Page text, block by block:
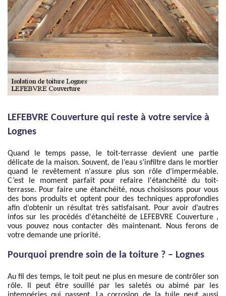
LEFEBVRE Couverture qui reste à votre service à
Lognes
Quand le temps passe, le toit-terrasse devient une partie
délicate de la maison. Souvent, de l’eau s’infiltre dans le mortier
quand le revêtement n'assure plus son rôle d’imperméable.
C’est le moment parfait pour refaire l'étanchéité du toit-
terrasse. Pour faire une étanchéité, nous choisissons pour vous
des bons produits et optent pour des techniques approfondies
afin d’obtenir un résultat très satisfaisant. Pour avoir d’autres
infos sur les procédés d'étanchéité de LEFEBVRE Couverture ,
vous pouvez nous contacter dès maintenant. Nous ferons de
votre demande une priorité.
Pourquoi prendre soin de la toiture ? – Lognes
Au fil des temps, le toit peut ne plus en mesure de contrôler son
rôle. Il peut être souillé par les saletés ou abimé par les